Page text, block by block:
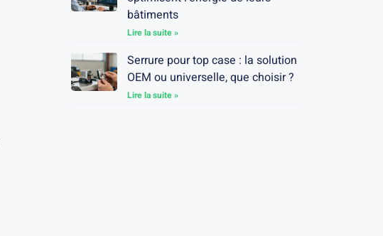
bâtiments
Lire la suite »
Serrure pour top case : la solution
OEM ou universelle, que choisir ?
Lire la suite »